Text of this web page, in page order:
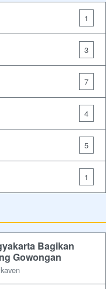
1
3
7
4
5
1
Bagikan
Gowongan